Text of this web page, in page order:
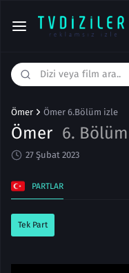
Ömer Ömer 6.Bölüm izle
Ömer 6. Bölüm
27 Şubat 2023
PARTLAR
Tek Part